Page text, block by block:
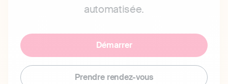
automatisée.
Démarrer
Prendre rendez-vous